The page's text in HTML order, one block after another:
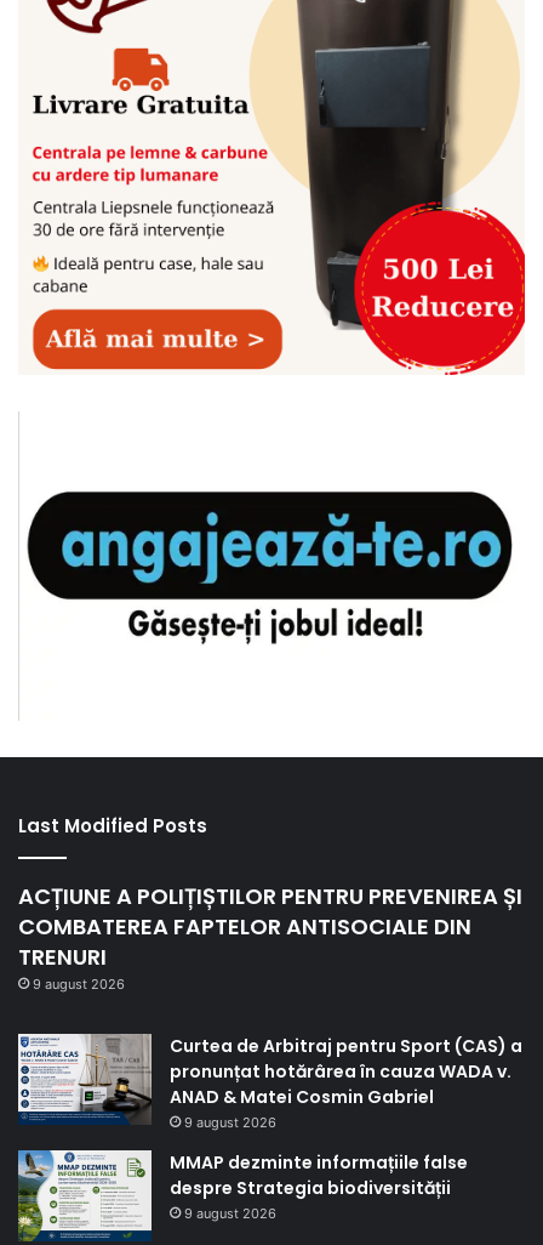
Last Modified Posts
ACȚIUNE A POLIȚIȘTILOR PENTRU PREVENIREA ȘI
COMBATEREA FAPTELOR ANTISOCIALE DIN
TRENURI
9 august 2026
Curtea de Arbitraj pentru Sport (CAS) a
pronunțat hotărârea în cauza WADA v.
ANAD & Matei Cosmin Gabriel
9 august 2026
MMAP dezminte informațiile false
despre Strategia biodiversității
9 august 2026